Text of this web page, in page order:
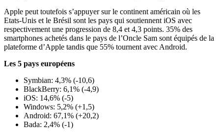
Apple peut toutefois s’appuyer sur le continent américain où les
Etats-Unis et le Brésil sont les pays qui soutiennent iOS avec
respectivement une progression de 8,4 et 4,3 points. 35% des
smartphones achetés dans le pays de l’Oncle Sam sont équipés de la
plateforme d’Apple tandis que 55% tournent avec Android.
Les 5 pays européens
Symbian: 4,3% (-10,6)
BlackBerry: 6,1% (-4,9)
iOS: 14,6% (-5)
Windows: 5,2% (+1,5)
Android: 67,1% (+20,2)
Bada: 2,4% (-1)